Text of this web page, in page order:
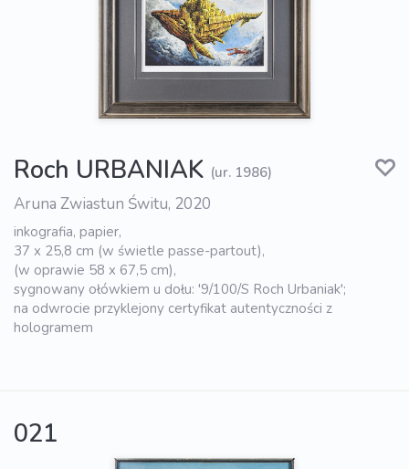
Roch URBANIAK (ur. 1986)
Aruna Zwiastun Świtu, 2020
inkografia, papier,
37 x 25,8 cm (w świetle passe-partout),
(w oprawie 58 x 67,5 cm),
sygnowany ołówkiem u dołu: '9/100/S Roch Urbaniak';
na odwrocie przyklejony certyfikat autentyczności z
hologramem
021